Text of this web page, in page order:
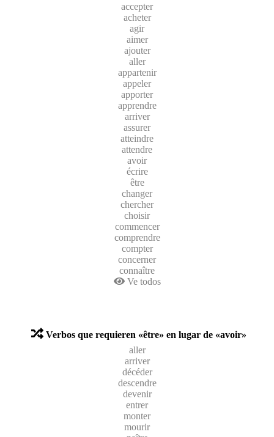
accepter
acheter
agir
aimer
ajouter
aller
appartenir
appeler
apporter
apprendre
arriver
assurer
atteindre
attendre
avoir
écrire
être
changer
chercher
choisir
commencer
comprendre
compter
concerner
connaître
Ve todos
Verbos que requieren «être» en lugar de «avoir»
aller
arriver
décéder
descendre
devenir
entrer
monter
mourir